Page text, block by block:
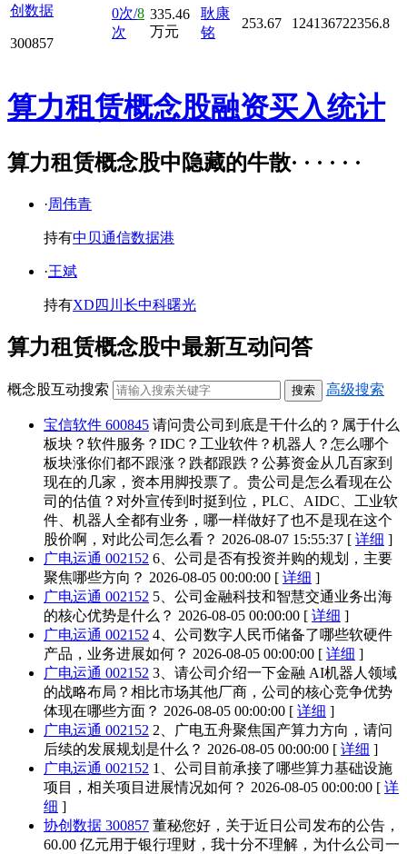
创数据
300857
0次/8
次
335.46
万元
耿康
铭
253.67 124136722356.8
算力租赁概念股融资买入统计
算力租赁概念股中隐藏的牛散· · · · · ·
·周伟青
持有中贝通信数据港
·王斌
持有XD四川长中科曙光
算力租赁概念股中最新互动问答
概念股互动搜索 高级搜索
宝信软件 600845 请问贵公司到底是干什么的？属于什么
板块？软件服务？IDC？工业软件？机器人？怎么哪个
板块涨你们都不跟涨？跌都跟跌？公募资金从几百家到
现在的几家，资本用脚投票了。贵公司是怎么看现在公
司的估值？对外宣传到时挺到位，PLC、AIDC、工业软
件、机器人全都有业务，哪一样做好了也不是现在这个
股价啊，对此公司怎么看？ 2026-08-07 15:55:37 [ 详细 ]
广电运通 002152 6、公司是否有投资并购的规划，主要
聚焦哪些方向？ 2026-08-05 00:00:00 [ 详细 ]
广电运通 002152 5、公司金融科技和智慧交通业务出海
的核心优势是什么？ 2026-08-05 00:00:00 [ 详细 ]
广电运通 002152 4、公司数字人民币储备了哪些软硬件
产品，业务进展如何？ 2026-08-05 00:00:00 [ 详细 ]
广电运通 002152 3、请公司介绍一下金融 AI机器人领域
的战略布局？相比市场其他厂商，公司的核心竞争优势
体现在哪些方面？ 2026-08-05 00:00:00 [ 详细 ]
广电运通 002152 2、广电五舟聚焦国产算力方向，请问
后续的发展规划是什么？ 2026-08-05 00:00:00 [ 详细 ]
广电运通 002152 1、公司目前承接了哪些算力基础设施
项目，相关项目进展情况如何？ 2026-08-05 00:00:00 [ 详
细 ]
协创数据 300857 董秘您好，关于近日公司发布的公告，
60.00 亿元用于银行理财，我十分不理解，为什么公司一